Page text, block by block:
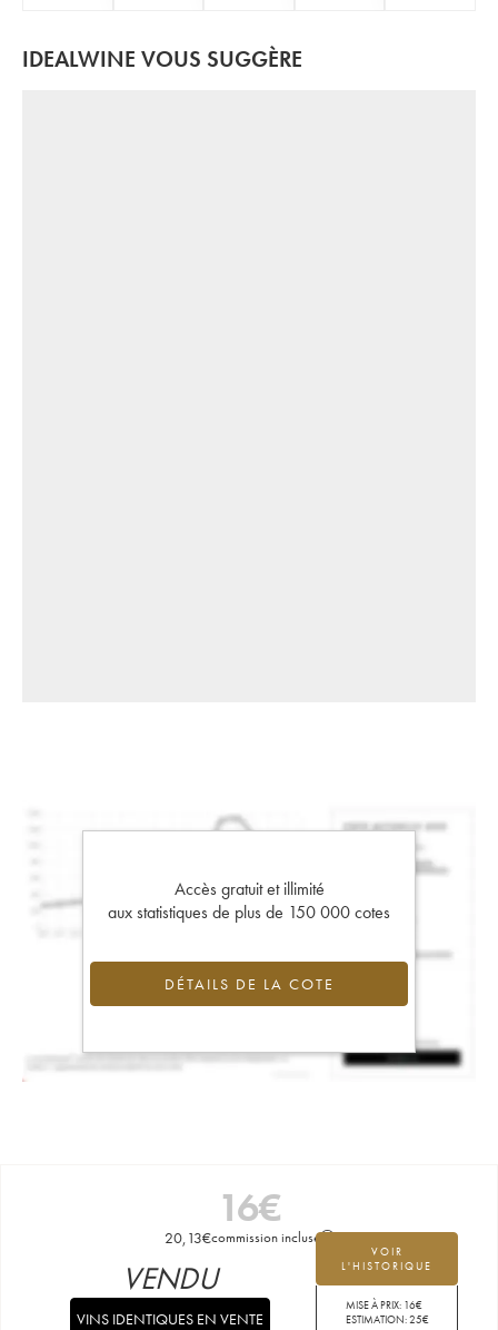
IDEALWINE VOUS SUGGÈRE
Accès gratuit et illimité
aux statistiques de plus de 150 000 cotes
DÉTAILS DE LA COTE
16€
20,13€commission incluse
VOIR
L'HISTORIQUE
MISE À PRIX: 16€
ESTIMATION:25€
VENDU
VINS IDENTIQUES EN VENTE